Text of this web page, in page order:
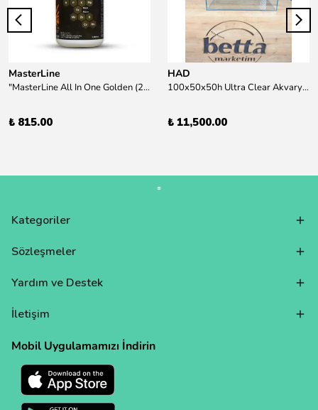
MasterLine
"MasterLine All In One Golden (200 ml) Daha yüksek zorluk derecesine sahip bitkiler için Özel formül Tam Besin "
₺ 815.00
HAD
100x50x50h Ultra Clear Akvaryum 10mm 90derece Birleşim /Sadece Otobüs Kargosu ile Gönderim Yapılır !
₺ 11,500.00
Kategoriler
Sözleşmeler
Yardım ve Destek
İletişim
Mobil Uygulamamızı İndirin